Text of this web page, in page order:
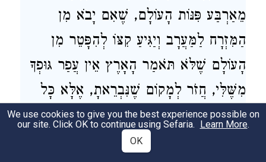
מֵאַרְבַּע פִּנּוֹת הָעוֹלָם, שֶׁאִם יָבֹא מִן
הַמִּזְרָח לַמַּעֲרָב וְיַגִּיעַ קִצּוֹ לְהִפָּטֵר מִן
הָעוֹלָם שֶׁלֹּא תֹּאמַר הָאָרֶץ אֵין עֲפַר גּוּפְךָ
מִשֶּׁלִּי, חֲזֹר לְמָקוֹם שֶׁנִּבְרֵאתָ, אֶלָּא כָּל
מָקוֹם שֶׁאָדָם הוֹלֵךְ מִשָּׁם הוּא גּוּפוֹ וּלְשָׁם
We use cookies to give you the best experience possible on
our site. Click OK to continue using Sefaria. Learn More.
OK